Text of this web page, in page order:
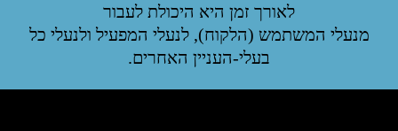
לאורך זמן היא היכולת לעבור
מנעלי המשתמש (הלקוח), לנעלי המפעיל ולנעלי כל
בעלי-העניין האחרים.